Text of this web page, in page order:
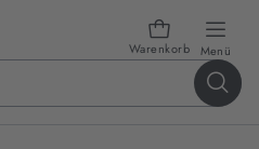
Warenkorb Menü